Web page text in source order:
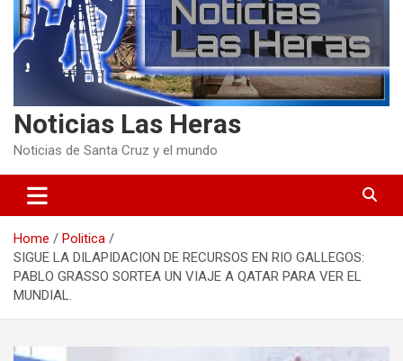
Noticias Las Heras
Noticias de Santa Cruz y el mundo
Home
Politica
SIGUE LA DILAPIDACION DE RECURSOS EN RIO GALLEGOS:
PABLO GRASSO SORTEA UN VIAJE A QATAR PARA VER EL
MUNDIAL.